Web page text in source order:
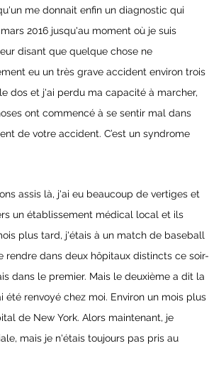
me donnait enfin un diagnostic qui
2016 jusqu'au moment où je suis
disant que quelque chose ne
eu un très grave accident environ trois
dos et j'ai perdu ma capacité à marcher,
ont commencé à se sentir mal dans
de votre accident. C’est un syndrome
assis là, j'ai eu beaucoup de vertiges et
un établissement médical local et ils
plus tard, j'étais à un match de baseball
rendre dans deux hôpitaux distincts ce soir-
dans le premier. Mais le deuxième a dit la
renvoyé chez moi. Environ un mois plus
de New York. Alors maintenant, je
mais je n'étais toujours pas pris au